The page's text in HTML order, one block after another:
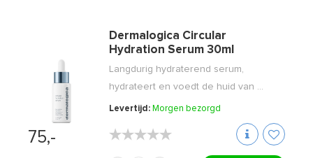
75,-
Dermalogica Circular
Hydration Serum 30ml
Langdurig hydraterend serum,
hydrateert en voedt de huid van ...
Levertijd: Morgen bezorgd
★★★★★
★★★★★